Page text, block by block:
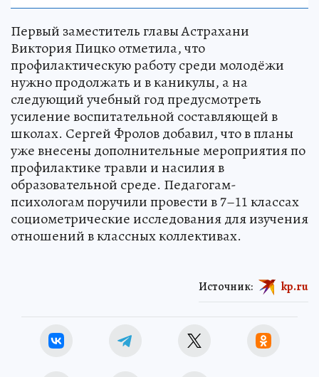
Первый заместитель главы Астрахани
Виктория Пицко отметила, что
профилактическую работу среди молодёжи
нужно продолжать и в каникулы, а на
следующий учебный год предусмотреть
усиление воспитательной составляющей в
школах. Сергей Фролов добавил, что в планы
уже внесены дополнительные мероприятия по
профилактике травли и насилия в
образовательной среде. Педагогам-
психологам поручили провести в 7–11 классах
социометрические исследования для изучения
отношений в классных коллективах.
Источник: kp.ru